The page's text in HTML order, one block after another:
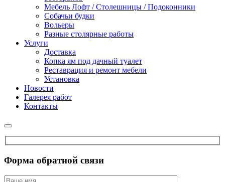
Мебель Лофт / Столешницы / Подоконники
Собачьи будки
Вольеры
Разные столярные работы
Услуги
Доставка
Копка ям под дачный туалет
Реставрация и ремонт мебели
Установка
Новости
Галерея работ
Контакты
Форма обратной связи